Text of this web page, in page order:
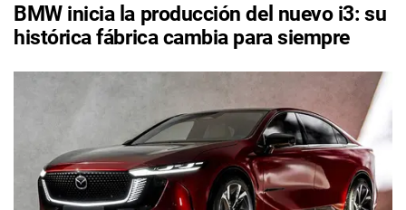
BMW inicia la producción del nuevo i3: su
histórica fábrica cambia para siempre